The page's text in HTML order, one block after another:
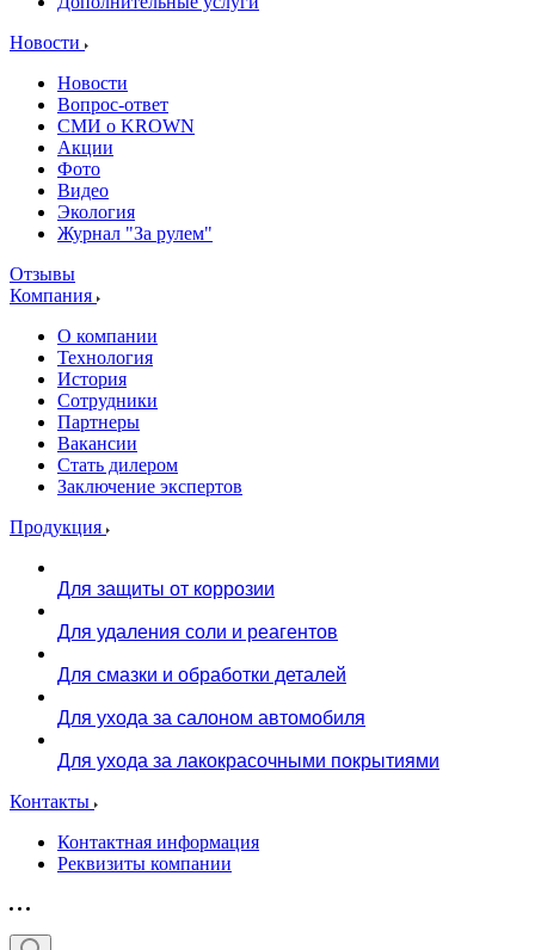
Новости
Новости
Вопрос-ответ
СМИ о KROWN
Акции
Фото
Видео
Экология
Журнал "За рулем"
Отзывы
Компания
О компании
Технология
История
Сотрудники
Партнеры
Вакансии
Стать дилером
Заключение экспертов
Продукция
Для защиты от коррозии
Для удаления соли и реагентов
Для смазки и обработки деталей
Для ухода за салоном автомобиля
Для ухода за лакокрасочными покрытиями
Контакты
Контактная информация
Реквизиты компании